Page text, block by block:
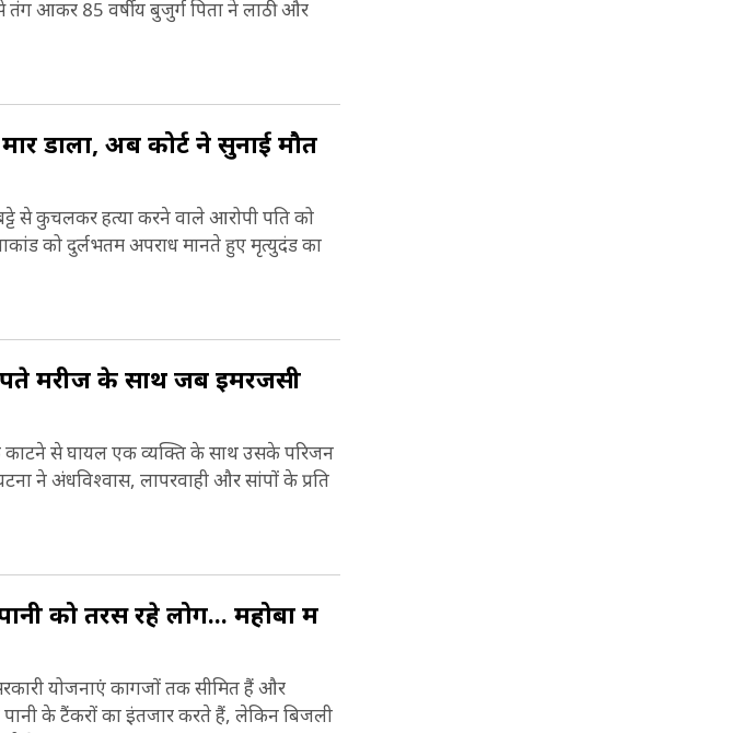
तंग आकर 85 वर्षीय बुजुर्ग पिता ने लाठी और
डाला, अब कोर्ट ने सुनाई मौत
से कुचलकर हत्या करने वाले आरोपी पति को
को दुर्लभतम अपराध मानते हुए मृत्युदंड का
मरीज के साथ जब इमरजेंसी
काटने से घायल एक व्यक्ति के साथ उसके परिजन
ने अंधविश्वास, लापरवाही और सांपों के प्रति
को तरस रहे लोग... महोबा में
योजनाएं कागजों तक सीमित हैं और
पानी के टैंकरों का इंतजार करते हैं, लेकिन बिजली